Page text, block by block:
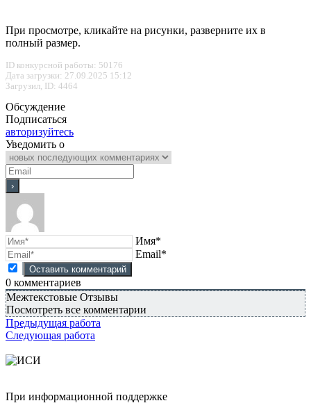
При просмотре, кликайте на рисунки, разверните их в
полный размер.
ID конкурсной работы: 50176
Дата загрузки: 27.09.2025 15:12
Загрузил, ID: 4464
Обсуждение
Подписаться
авторизуйтесь
Уведомить о
Имя*
Email*
0 комментариев
Межтекстовые Отзывы
Посмотреть все комментарии
Предыдущая работа
Следующая работа
При информационной поддержке